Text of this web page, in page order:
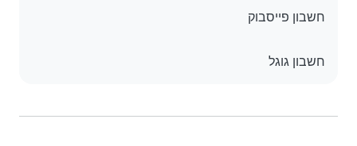
חשבון פייסבוק
חשבון גוגל